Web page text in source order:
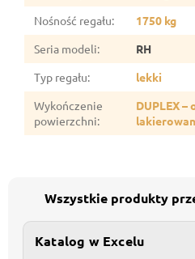
Nośność regału:
1750 kg
Seria modeli:
RH
Typ regału:
lekki
Wykończenie
powierzchni:
DUPLEX –
Wszystkie produkty
Katalog w Excelu